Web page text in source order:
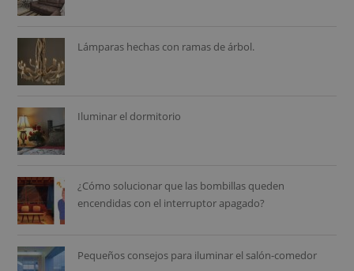
Lámparas hechas con ramas de árbol.
Iluminar el dormitorio
¿Cómo solucionar que las bombillas queden
encendidas con el interruptor apagado?
Pequeños consejos para iluminar el salón-comedor